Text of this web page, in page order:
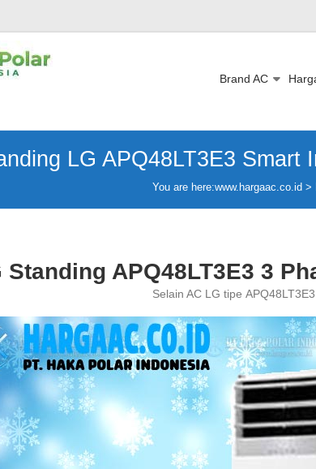
Brand AC
LG APQ48LT3E3 Smart
You are here:www.hargaac.co.id >
Standing APQ48LT3E3 3
Selain AC LG tipe